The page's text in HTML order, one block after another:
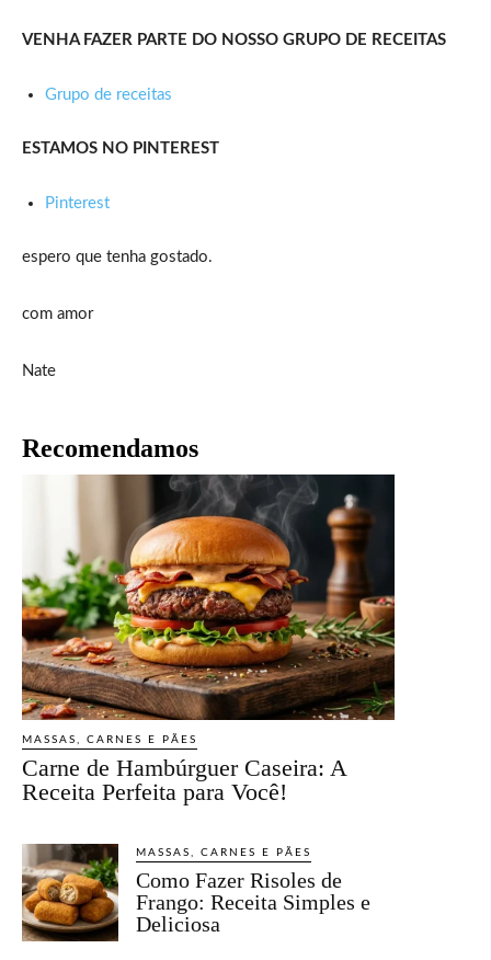
VENHA FAZER PARTE DO NOSSO GRUPO DE RECEITAS
Grupo de receitas
ESTAMOS NO PINTEREST
Pinterest
espero que tenha gostado.
com amor
Nate
Recomendamos
MASSAS, CARNES E PÃES
Carne de Hambúrguer Caseira: A
Receita Perfeita para Você!
MASSAS, CARNES E PÃES
Como Fazer Risoles de
Frango: Receita Simples e
Deliciosa